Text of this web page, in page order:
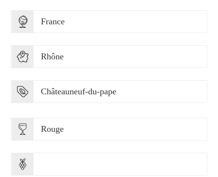
France
Rhône
Châteauneuf-du-pape
Rouge